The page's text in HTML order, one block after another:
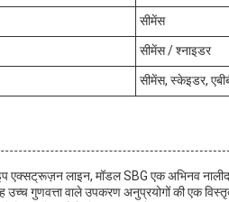
सीमेंस
सीमेंस / श्नाइडर
सीमेंस, स्केइडर,
एक्सट्रूज़न लाइन, मॉडल SBG एक अभिनव
गुणवत्ता वाले उपकरण अनुप्रयोगों की एक